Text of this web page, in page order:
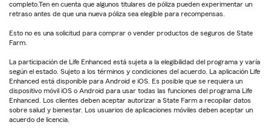
completo.Ten en cuenta que algunos titulares de póliza pueden experimentar un
retraso antes de que una nueva póliza sea elegible para recompensas.
Esto no es una solicitud para comprar o vender productos de seguros de State
Farm.
La participación de Life Enhanced está sujeta a la elegibilidad del programa y varía
según el estado. Sujeto a los términos y condiciones del acuerdo. La aplicación Life
Enhanced está disponible para Android e iOS. Es posible que se requiera un
dispositivo móvil iOS o Android para usar todas las funciones del programa Life
Enhanced. Los clientes deben aceptar autorizar a State Farm a recopilar datos
sobre salud y bienestar. Los usuarios de aplicaciones móviles deben aceptar un
acuerdo de licencia.